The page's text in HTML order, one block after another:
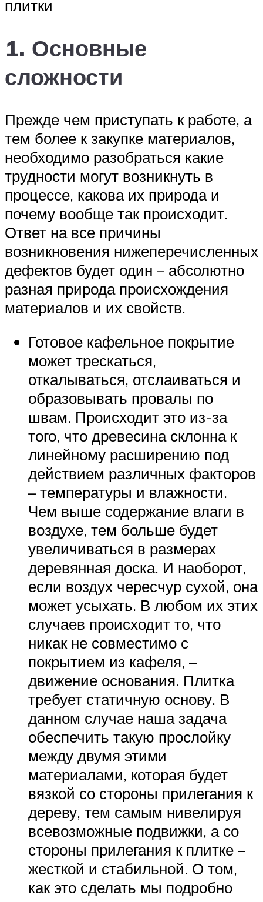
плитки
1. Основные
сложности
Прежде чем приступать к работе, а
тем более к закупке материалов,
необходимо разобраться какие
трудности могут возникнуть в
процессе, какова их природа и
почему вообще так происходит.
Ответ на все причины
возникновения нижеперечисленных
дефектов будет один – абсолютно
разная природа происхождения
материалов и их свойств.
Готовое кафельное покрытие
может трескаться,
откалываться, отслаиваться и
образовывать провалы по
швам. Происходит это из-за
того, что древесина склонна к
линейному расширению под
действием различных факторов
– температуры и влажности.
Чем выше содержание влаги в
воздухе, тем больше будет
увеличиваться в размерах
деревянная доска. И наоборот,
если воздух чересчур сухой, она
может усыхать. В любом их этих
случаев происходит то, что
никак не совместимо с
покрытием из кафеля, –
движение основания. Плитка
требует статичную основу. В
данном случае наша задача
обеспечить такую прослойку
между двумя этими
материалами, которая будет
вязкой со стороны прилегания к
дереву, тем самым нивелируя
всевозможные подвижки, а со
стороны прилегания к плитке –
жесткой и стабильной. О том,
как это сделать мы подробно